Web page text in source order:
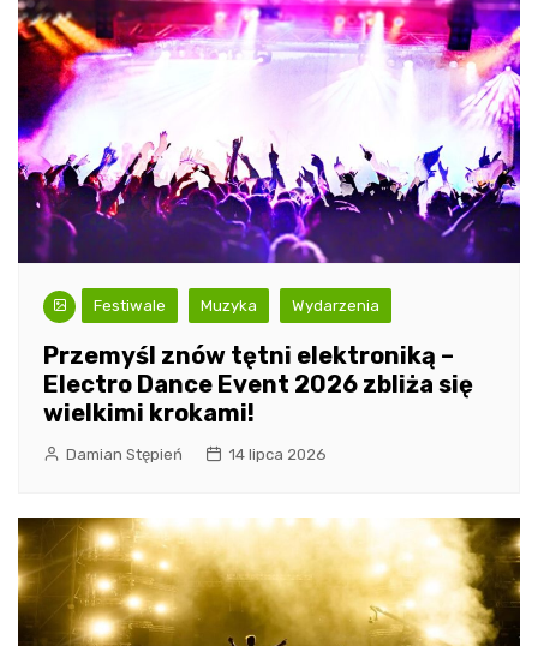
Festiwale Muzyka Wydarzenia
Przemyśl znów tętni elektroniką –
Electro Dance Event 2026 zbliża się
wielkimi krokami!
Damian Stępień 14 lipca 2026